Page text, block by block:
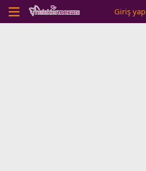
Giriş yap